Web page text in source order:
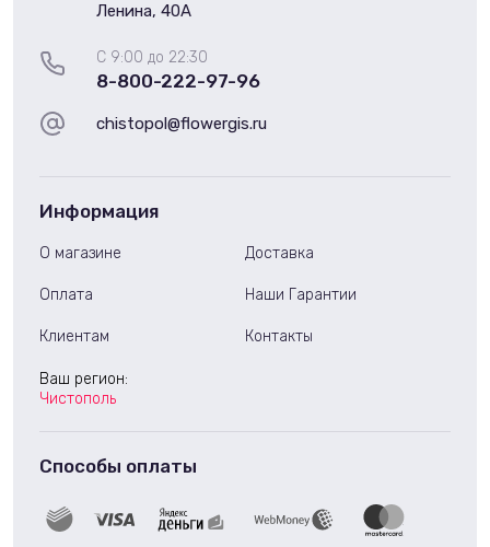
С 9:00 до 22:30
8-800-222-97-96
Ленина, 40А
chistopol@flowergis.ru
Информация
О магазине Доставка
Оплата Наши Гарантии
Клиентам Контакты
Ваш регион:
Чистополь
Способы оплаты